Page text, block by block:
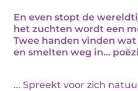
En even stopt de
het zuchten wordt een
Twee handen vinden
en smelten weg in...
... Spreekt voor zich